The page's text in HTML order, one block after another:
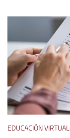
EDUCACIÓN VIRTUAL